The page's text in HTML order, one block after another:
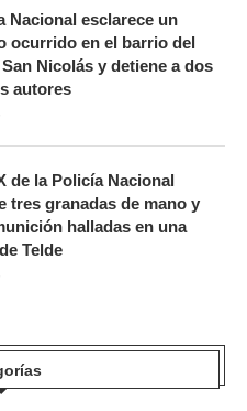
Nacional esclarece un
ocurrido en el barrio del
Nicolás y detiene a dos
autores
de la Policía Nacional
tres granadas de mano y
halladas en una
Telde